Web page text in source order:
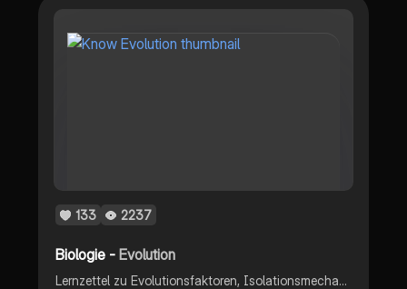
133 2237
Biologie -Evolution
Lernzettel zu Evolutionsfaktoren, Isolationsmechanismen, allopatrische Artbildung, sympatrische Artbildung, adaptive Radiation, Selektionstypen, Evolutionstheorien Lamarck und Darwin